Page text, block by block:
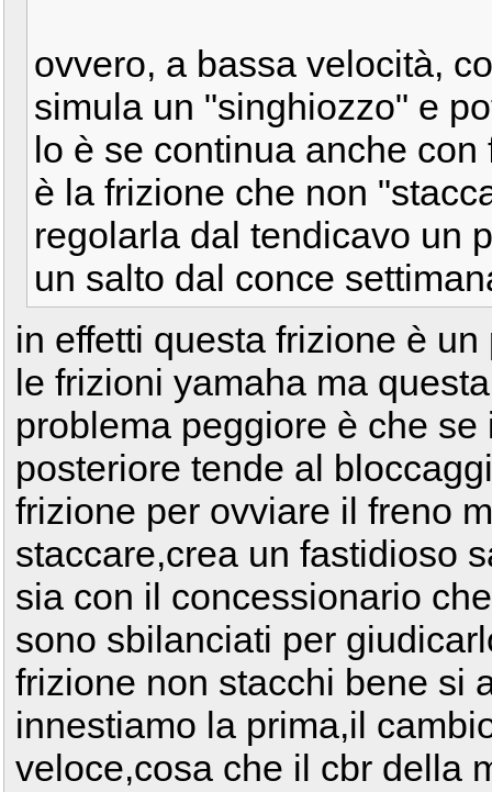
ovvero, a bassa velocità,
simula un "singhiozzo" e
lo è se continua anche
è la frizione che non
regolarla dal tendicavo un
un salto dal conce
in effetti questa frizione è
le frizioni yamaha ma
problema peggiore è che
posteriore tende al
frizione per ovviare il freno
staccare,crea un fastidioso
sia con il concessionario
sono sbilanciati per
frizione non stacchi bene si
innestiamo la prima,il
veloce,cosa che il cbr della